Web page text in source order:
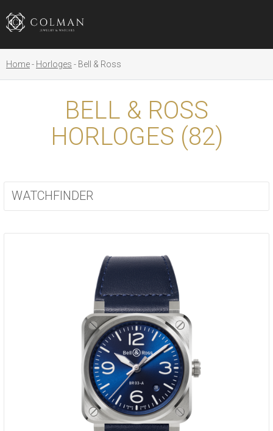
Home Horloges Bell & Ross
BELL & ROSS
HORLOGES (82)
WATCHFINDER